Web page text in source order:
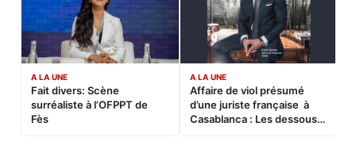
A LA UNE
Fait divers: Scène
surréaliste à l’OFPPT de
Fès
A LA UNE
Affaire de viol présumé
d’une juriste française à
Casablanca : Les dessous